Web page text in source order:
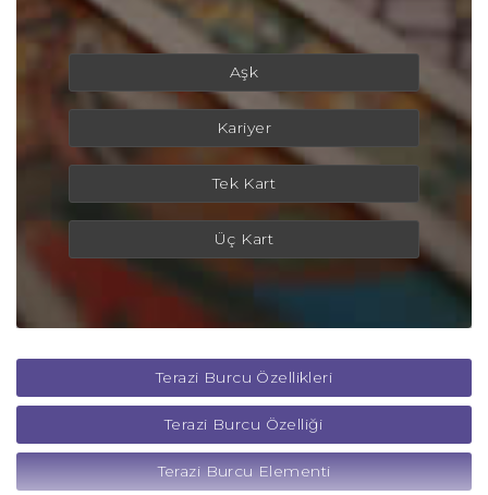
Aşk
Kariyer
Tek Kart
Üç Kart
Terazi Burcu Özellikleri
Terazi Burcu Özelliği
Terazi Burcu Elementi